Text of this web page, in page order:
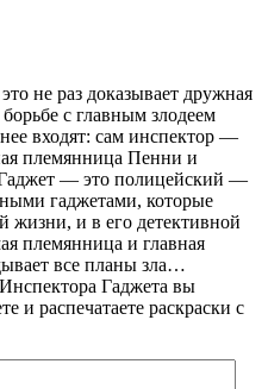
не раз доказывает дружная
с главным злодеем
входят: сам инспектор —
племянница Пенни и
— это полицейский —
гаджетами, которые
жизни, и в его детективной
племянница и главная
все планы зла…
Гаджета вы
и распечатаете раскраски с